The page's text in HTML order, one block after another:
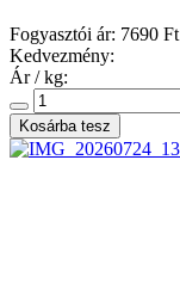
Fogyasztói ár: 7690 Ft
Kedvezmény:
Ár / kg: